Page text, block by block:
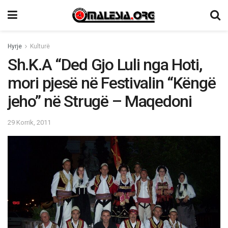
Hyrje Kulturë
Sh.K.A “Ded Gjo Luli nga Hoti,
mori pjesë në Festivalin “Këngë
jeho” në Strugë – Maqedoni
29 Korrik, 2011